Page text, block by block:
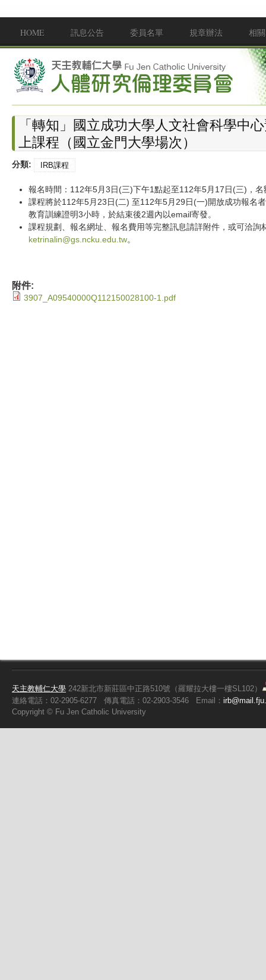
Main menu
HOME 訊息公告 委員名單 規章辦法 相
「轉知」國立成功大學人文社會科學中
上課程（國立金門大學場次）
分類: IRB課程
報名時間：112年5月3日(三)下午1點起至112年5月17日(三)，
課程將於112年5月23日(二) 至112年5月29日(一)開放成功報名
教育訓練證明3小時，於結束後2週內以email寄發。
課程規劃、報名網址、報名費用等完整訊息請詳附件，或可洽
ketrinalin@gs.ncku.edu.tw。
附件:
3907_A09540000Q112150028100-1.pdf
天主教輔仁大學 242新北市新莊區中正路510號（羅耀拉大樓一樓SL102）
連絡電話：02-2905-6277
傳真電話：02-2903-3546 Email：
Copyright © Fu Jen Catholic University